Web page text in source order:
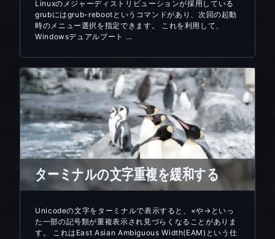
Linuxのメジャーディストリビューションが採用している
grubにはgrub-rebootというコマンドがあり、次回の起動
時のメニュー選択を指定できます。 これを利用して、
Windowsデュアルブート …
ターミナルの文字重複を緩和する
Unicodeの文字をターミナルで表示すると、×や→といっ
た一部の記号類が重複表示され見づらくなることがありま
す。 これはEast Asian Ambiguous Width(EAM)という仕